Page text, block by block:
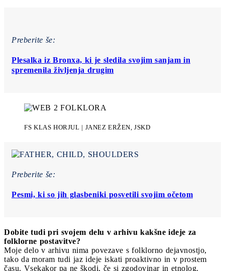
Preberite še:
Plesalka iz Bronxa, ki je sledila svojim sanjam in
spremenila življenja drugim
FS KLAS HORJUL | JANEZ ERŽEN, JSKD
Preberite še:
Pesmi, ki so jih glasbeniki posvetili svojim očetom
Dobite tudi pri svojem delu v arhivu kakšne ideje za
folklorne postavitve?
Moje delo v arhivu nima povezave s folklorno dejavnostjo,
tako da moram tudi jaz ideje iskati proaktivno in v prostem
času. Vsekakor pa ne škodi, če si zgodovinar in etnolog.